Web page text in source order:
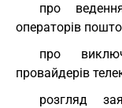
про
операторів
про
провайдерів
розгляд